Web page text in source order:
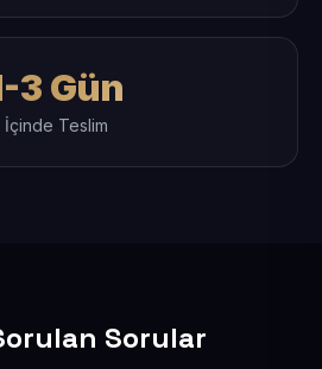
3 Gün
İçinde Teslim
Sorular